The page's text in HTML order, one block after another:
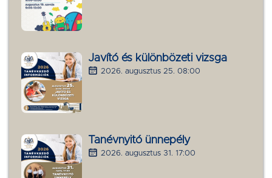
Javító és különbözeti vizsga
2026. augusztus 25. 08:00
Tanévnyitó ünnepély
2026. augusztus 31. 17:00